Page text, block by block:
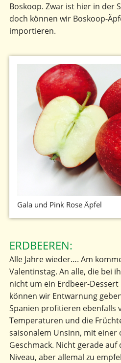
Boskoop. Zwar ist hier in der
doch können wir Boskoop-
importieren.
Gala und Pink Rose Äpfel
ERDBEEREN:
Alle Jahre wieder…. Am
Valentinstag. An alle, die bei
nicht um ein Erdbeer-
können wir Entwarnung
Spanien profitieren ebenfalls
Temperaturen und die
saisonalem Unsinn, mit einer
Geschmack. Nicht gerade
Niveau, aber allemal zu